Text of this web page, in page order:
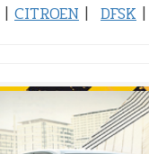
| CITROEN | DFSK |